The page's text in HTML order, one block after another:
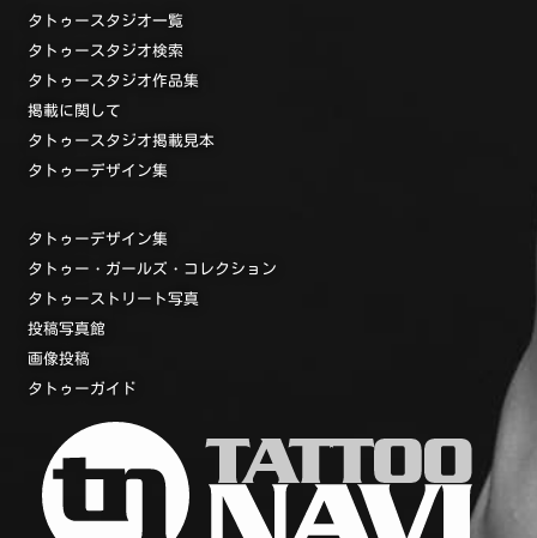
タトゥースタジオ一覧
タトゥースタジオ検索
タトゥースタジオ作品集
掲載に関して
タトゥースタジオ掲載見本
タトゥーデザイン集
タトゥーデザイン集
タトゥー・ガールズ・コレクション
タトゥーストリート写真
投稿写真館
画像投稿
タトゥーガイド